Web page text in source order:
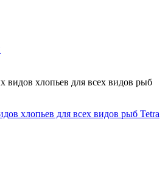
видов хлопьев для всех видов рыб